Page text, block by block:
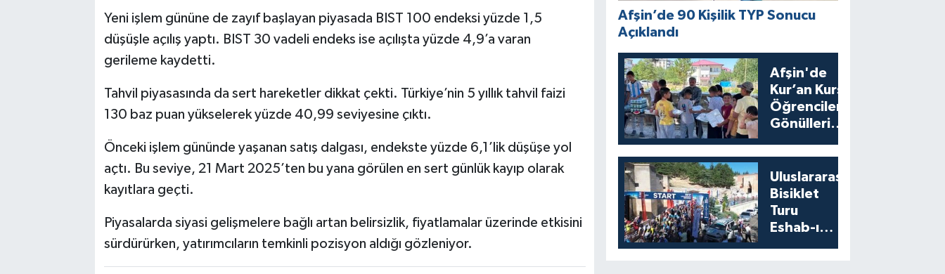
Yeni işlem gününe de zayıf başlayan piyasada BIST 100 endeksi yüzde 1,5
düşüşle açılış yaptı. BIST 30 vadeli endeks ise açılışta yüzde 4,9’a varan
gerileme kaydetti.
Tahvil piyasasında da sert hareketler dikkat çekti. Türkiye’nin 5 yıllık tahvil faizi
130 baz puan yükselerek yüzde 40,99 seviyesine çıktı.
Önceki işlem gününde yaşanan satış dalgası, endekste yüzde 6,1’lik düşüşe yol
açtı. Bu seviye, 21 Mart 2025’ten bu yana görülen en sert günlük kayıp olarak
kayıtlara geçti.
Piyasalarda siyasi gelişmelere bağlı artan belirsizlik, fiyatlamalar üzerinde etkisini
sürdürürken, yatırımcıların temkinli pozisyon aldığı gözleniyor.
Afşin’de 90 Kişilik TYP Sonucu
Açıklandı
Afşin'de
Kur’an Kursu
Öğrencilerine
Gönülleri
Uluslararası
Bisiklet
Turu
Eshab-ı